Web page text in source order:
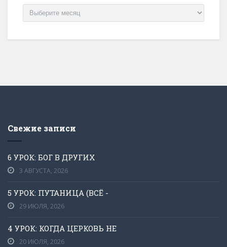
Архив
Свежие записи
6 УРОК: БОГ В ДРУГИХ
3 АВГУСТА, 2026
5 УРОК: ПУТАНИЦА (ВСЁ -
29 ИЮЛЯ, 2026
4 УРОК: КОГДА ЦЕРКОВЬ НЕ
20 ИЮЛЯ, 2026